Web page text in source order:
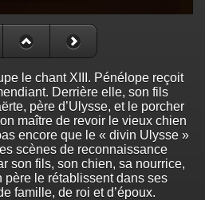
le chant XIII. Pénélope reçoit
Derrière elle, son fils
père d’Ulysse, et le porcher
maître de revoir le vieux chien
encore que le « divin Ulysse »
scènes de reconnaissance
son fils, son chien, sa nourrice,
père le rétablissent dans ses
famille, de roi et d’époux.